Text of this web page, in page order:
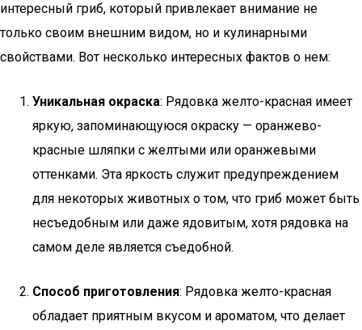
интересный гриб, который привлекает внимание не
только своим внешним видом, но и кулинарными
свойствами. Вот несколько интересных фактов о нем:
Уникальная окраска: Рядовка желто-красная имеет
яркую, запоминающуюся окраску — оранжево-
красные шляпки с желтыми или оранжевыми
оттенками. Эта яркость служит предупреждением
для некоторых животных о том, что гриб может быть
несъедобным или даже ядовитым, хотя рядовка на
самом деле является съедобной.
Способ приготовления: Рядовка желто-красная
обладает приятным вкусом и ароматом, что делает